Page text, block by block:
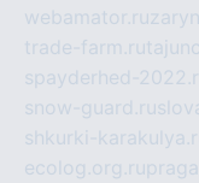
webamator.ru
trade-farm.ru
spayderhed-
snow-guard.ru
shkurki-
ecolog.org.ru